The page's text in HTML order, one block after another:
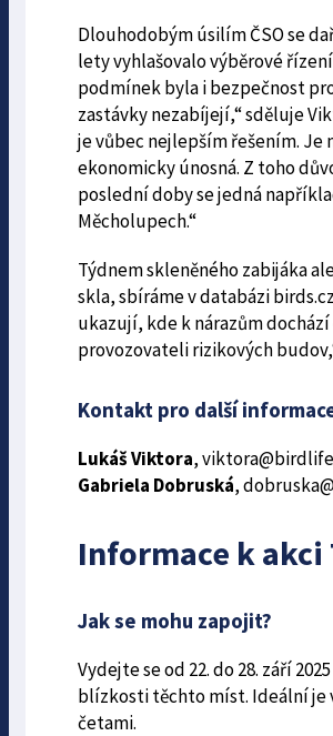
Dlouhodobým úsilím ČSO se
lety vyhlašovalo výběrové
podmínek byla i bezpečnost
zastávky nezabíjejí,“ sděluje
je vůbec nejlepším řešením.
ekonomicky únosná. Z toho
poslední doby se jedná
Měcholupech.“
Týdnem skleněného zabijáka
skla, sbíráme v databázi
ukazují, kde k nárazům
provozovateli rizikových
Kontakt pro další
Lukáš Viktora,
Gabriela Dobruská,
Informace k
Jak se mohu zapojit?
Vydejte se od 22. do 28. září
blízkosti těchto míst. Ideální je
četami.